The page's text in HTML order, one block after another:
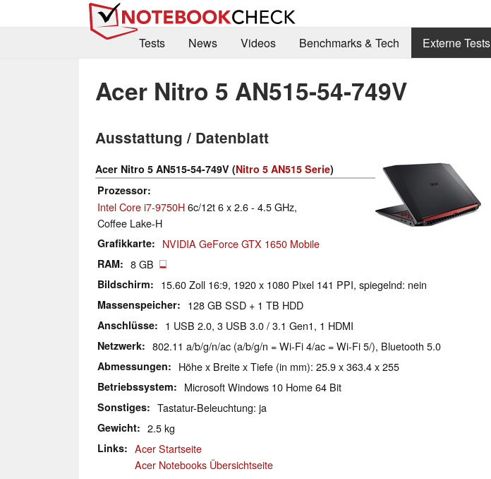
Tests
News Videos Benchmarks & Tech Externe Tests
Acer Nitro 5 AN515-54-749V
Ausstattung / Datenblatt
Acer Nitro 5 AN515-54-749V (Nitro 5 AN515 Serie)
Prozessor
Intel Core i7-9750H6c/12t 6 x 2.6 - 4.5 GHz,
Coffee Lake-H
Grafikkarte NVIDIA GeForce GTX 1650 Mobile
RAM 8 GB
Bildschirm 15.60 Zoll 16:9, 1920 x 1080 Pixel 141 PPI, spiegelnd: nein
Massenspeicher 128 GB SSD + 1 TB HDD
Anschlüsse 1 USB 2.0, 3 USB 3.0 / 3.1 Gen1, 1 HDMI
Netzwerk 802.11 a/b/g/n/ac (a/b/g/n = Wi-Fi 4/ac = Wi-Fi 5/), Bluetooth 5.0
Abmessungen Höhe x Breite x Tiefe (in mm): 25.9 x 363.4 x 255
Betriebssystem Microsoft Windows 10 Home 64 Bit
Sonstiges Tastatur-Beleuchtung: ja
Gewicht 2.5 kg
Links
Acer Startseite
Acer Notebooks Übersichtseite